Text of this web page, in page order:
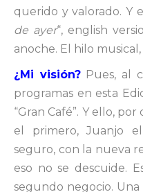
querido y valorado. Y
de ayer“, english
anoche. El hilo
¿Mi visión? Pues, al
programas en esta
“Gran Café”. Y ello,
el primero, Juanjo
seguro, con la nueva
eso no se descuide.
segundo negocio.